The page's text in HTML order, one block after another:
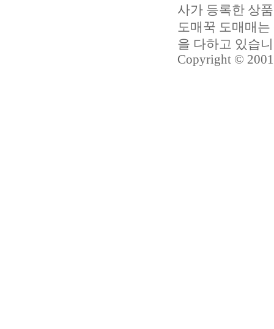
사가 등록한 상
도매꾹 도매매
을 다하고 있습
Copyright ©